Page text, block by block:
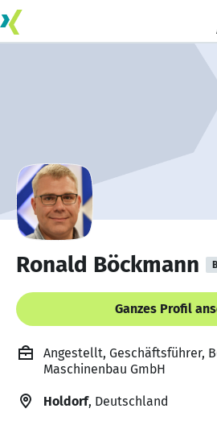
Ronald Böckmann
Ganzes Profil
Angestellt, Geschäftsführer,
Maschinenbau GmbH
Holdorf, Deutschland